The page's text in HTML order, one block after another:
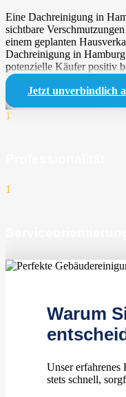
Eine Dachreinigung in
sichtbare
einem geplanten
Dachreinigung in
potenzielle Käufer positiv
Jetzt unverbindlich
1
1
1
zufriedene Kunden
Warum
Unser erfahrenes
stets schnell,